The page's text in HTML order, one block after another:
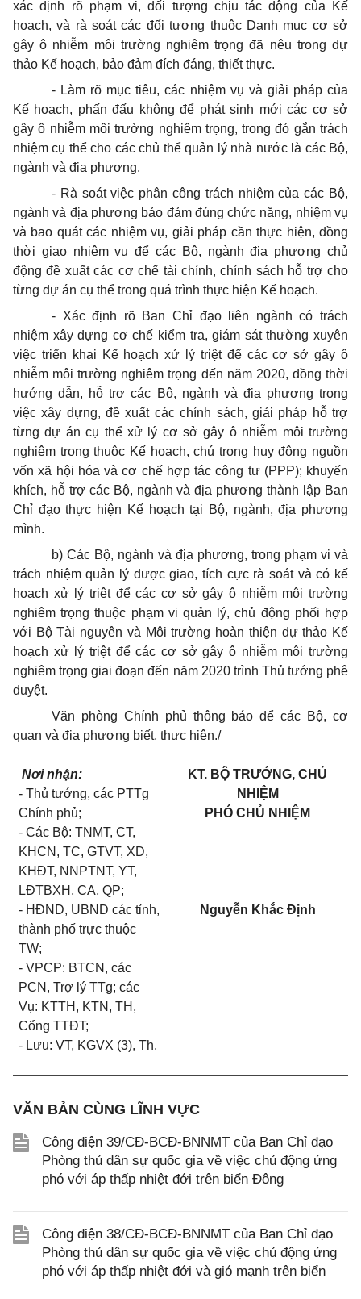
xác định rõ phạm vi, đối tượng chịu tác động của Kế
hoạch, và rà soát các đối tượng thuộc Danh mục cơ sở
gây ô nhiễm môi trường nghiêm trọng đã nêu trong dự
thảo Kế hoạch, bảo đảm đích đáng, thiết thực.
- Làm rõ mục tiêu, các nhiệm vụ và giải pháp của
Kế hoạch, phấn đấu không để phát sinh mới các cơ sở
gây ô nhiễm môi trường nghiêm trọng, trong đó gắn trách
nhiệm cụ thể cho các chủ thể quản lý nhà nước là các Bộ,
ngành và địa phương.
- Rà soát việc phân công trách nhiệm của các Bộ,
ngành và địa phương bảo đảm đúng chức năng, nhiệm vụ
và bao quát các nhiệm vụ, giải pháp cần thực hiện, đồng
thời giao nhiệm vụ để các Bộ, ngành địa phương chủ
động đề xuất các cơ chế tài chính, chính sách hỗ trợ cho
từng dự án cụ thể trong quá trình thực hiện Kế hoạch.
- Xác định rõ Ban Chỉ đạo liên ngành có trách
nhiệm xây dựng cơ chế kiểm tra, giám sát thường xuyên
việc triển khai Kế hoạch xử lý triệt để các cơ sở gây ô
nhiễm môi trường nghiêm trọng đến năm 2020, đồng thời
hướng dẫn, hỗ trợ các Bộ, ngành và địa phương trong
việc xây dựng, đề xuất các chính sách, giải pháp hỗ trợ
từng dự án cụ thể xử lý cơ sở gây ô nhiễm môi trường
nghiêm trọng thuộc Kế hoạch, chú trọng huy động nguồn
vốn xã hội hóa và cơ chế hợp tác công tư (PPP); khuyến
khích, hỗ trợ các Bộ, ngành và địa phương thành lập Ban
Chỉ đạo thực hiện Kế hoạch tại Bộ, ngành, địa phương
mình.
b) Các Bộ, ngành và địa phương, trong phạm vi và
trách nhiệm quản lý được giao, tích cực rà soát và có kế
hoạch xử lý triệt để các cơ sở gây ô nhiễm môi trường
nghiêm trọng thuộc phạm vi quản lý, chủ động phối hợp
với Bộ Tài nguyên và Môi trường hoàn thiện dự thảo Kế
hoạch xử lý triệt để các cơ sở gây ô nhiễm môi trường
nghiêm trọng giai đoạn đến năm 2020 trình Thủ tướng phê
duyệt.
Văn phòng Chính phủ thông báo để các Bộ, cơ
quan và địa phương biết, thực hiện./
Nơi nhận:
-Thủ tướng, các PTTg
Chính phủ;
-Các Bộ: TNMT, CT,
KHCN, TC, GTVT, XD,
KHĐT, NNPTNT, YT,
LĐTBXH, CA, QP;
- HĐND, UBND các tỉnh,
thành phố trực thuộc
TW;
-VPCP: BTCN, các
PCN, Trợ lý TTg; các
Vụ: KTTH, KTN, TH ,
Cổng TTĐT;
- Lưu: VT, KGVX (3), Th.
KT. BỘ TRƯỞNG, CHỦ
NHIỆM
PHÓ CHỦ NHIỆM
Nguyễn Khắc Định
VĂN BẢN CÙNG LĨNH VỰC
Công điện 39/CĐ-BCĐ-BNNMT của Ban Chỉ đạo
Phòng thủ dân sự quốc gia về việc chủ động ứng
phó với áp thấp nhiệt đới trên biển Đông
Công điện 38/CĐ-BCĐ-BNNMT của Ban Chỉ đạo
Phòng thủ dân sự quốc gia về việc chủ động ứng
phó với áp thấp nhiệt đới và gió mạnh trên biển